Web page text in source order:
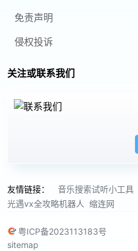
免责声明
侵权投诉
关注或联系我们
友情链接： 音乐搜索试听小工具
光遇vx全攻略机器人 缩连网
粤ICP备2023113183号
sitemap